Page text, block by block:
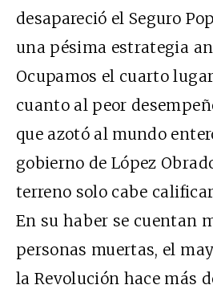
desapareció el Seguro
una pésima estrategia
Ocupamos el cuarto
cuanto al peor
que azotó al mundo
gobierno de López
terreno solo cabe
En su haber se cuentan
personas muertas, el
la Revolución hace más